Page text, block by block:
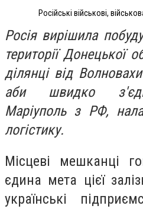
Російські військові,
Росія вирішила
території Донецької
ділянці від
аби швидко
Маріуполь з РФ,
логістику.
Місцеві мешканці
єдина мета цієї
українські